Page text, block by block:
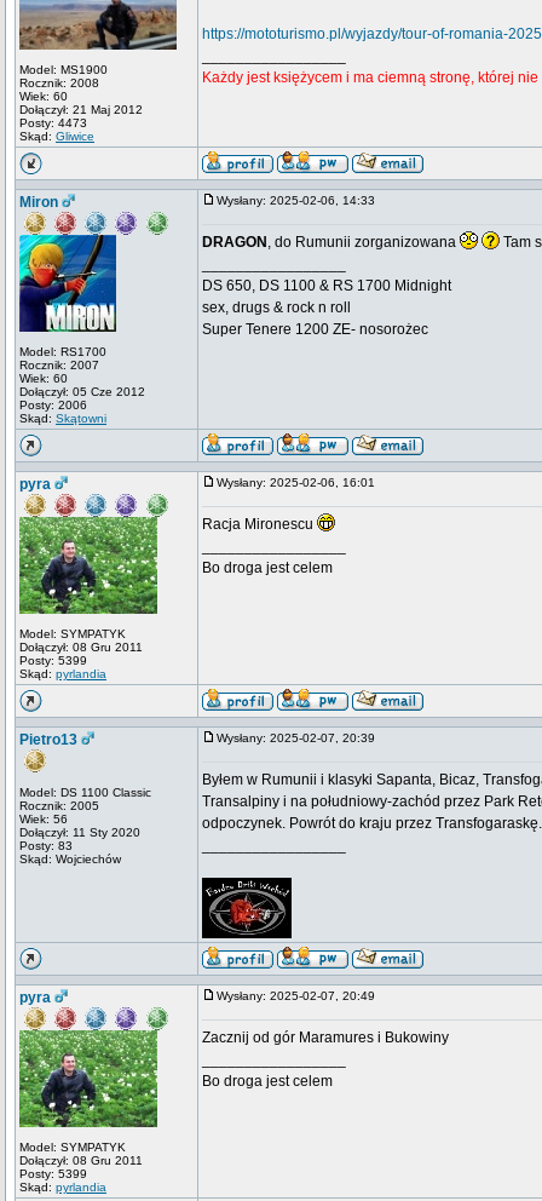
Model: MS1900
Rocznik: 2008
Wiek: 60
Dołączył: 21 Maj 2012
Posty: 4473
Skąd: Gliwice
https://mototurismo.pl/wyjazdy/tour-of-romania-
Każdy jest księżycem i ma ciemną stronę, której
Miron
Model: RS1700
Rocznik: 2007
Wiek: 60
Dołączył: 05 Cze 2012
Posty: 2006
Skąd: Skątowni
Wysłany: 2025-02-06, 14:33
DRAGON , do Rumunii zorganizowana
Tam
DS 650, DS 1100 & RS 1700 Midnight
sex, drugs & rock n roll
Super Tenere 1200 ZE- nosorożec
pyra
Model: SYMPATYK
Dołączył: 08 Gru 2011
Posty: 5399
Skąd: pyrlandia
Wysłany: 2025-02-06, 16:01
Racja Mironescu
Bo droga jest celem
Pietro13
Model: DS 1100 Classic
Rocznik: 2005
Wiek: 56
Dołączył: 11 Sty 2020
Posty: 83
Skąd: Wojciechów
Wysłany: 2025-02-07, 20:39
Byłem w Rumunii i klasyki Sapanta, Bicaz,
Transalpiny i na południowy-zachód przez Park
odpoczynek. Powrót do kraju przez
pyra
Model: SYMPATYK
Dołączył: 08 Gru 2011
Posty: 5399
Skąd: pyrlandia
Wysłany: 2025-02-07, 20:49
Zacznij od gór Maramures i Bukowiny
Bo droga jest celem